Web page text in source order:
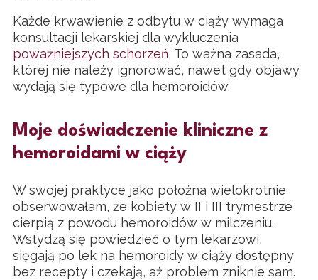
Każde krwawienie z odbytu w ciąży wymaga
konsultacji lekarskiej dla wykluczenia
poważniejszych schorzeń. To ważna zasada,
której nie należy ignorować, nawet gdy objawy
wydają się typowe dla hemoroidów.
Moje doświadczenie kliniczne z
hemoroidami w ciąży
W swojej praktyce jako położna wielokrotnie
obserwowałam, że kobiety w II i III trymestrze
cierpią z powodu hemoroidów w milczeniu.
Wstydzą się powiedzieć o tym lekarzowi,
sięgają po lek na hemoroidy w ciąży dostępny
bez recepty i czekają, aż problem zniknie sam.